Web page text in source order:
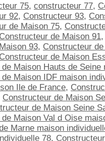
75, constructeur 77,
92, Constructeur 93,
de Maison 75,
Constructeur de Maison 91
93, Constructeur
Constructeur de Maison
Maison Hauts de Seine
Maison IDF maison
Ile de France,
Constructeur de Maison
de Maison Seine
Maison Val d Oise
Marne maison
78,